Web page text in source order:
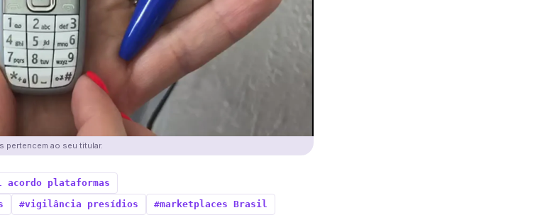
pertencem ao seu titular.
acordo plataformas
#vigilância presídios #marketplaces Brasil